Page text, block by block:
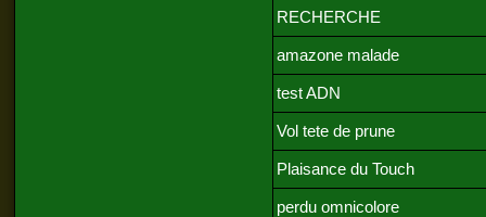
RECHERCHE
amazone malade
test ADN
Vol tete de prune
Plaisance du Touch
perdu omnicolore